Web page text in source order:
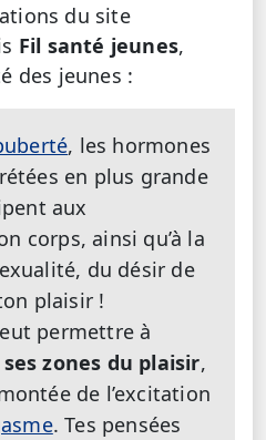
du site
Fil santé jeunes,
des jeunes :
, les hormones
en plus grande
aux
corps, ainsi qu’à la
du désir de
plaisir !
permettre à
zones du plaisir,
de l’excitation
. Tes pensées